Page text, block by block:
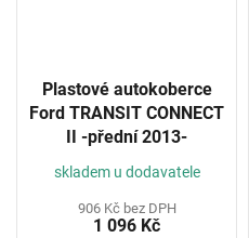
Plastové autokoberce
Ford TRANSIT CONNECT
II -přední 2013-
skladem u dodavatele
906 Kč bez DPH
1 096 Kč